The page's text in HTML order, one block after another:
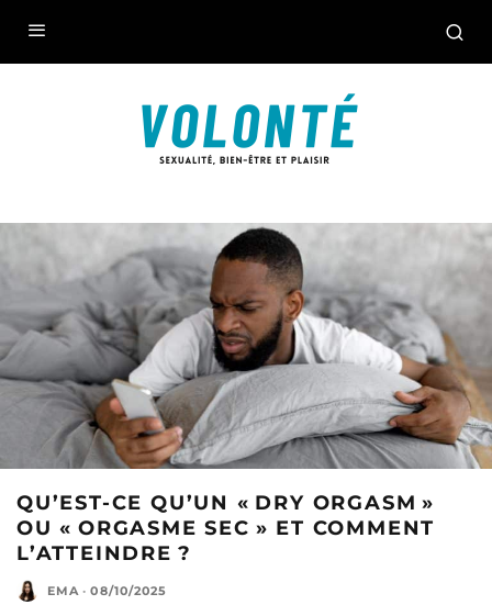
QU’EST-CE QU’UN « DRY ORGASM »
OU « ORGASME SEC » ET COMMENT
L’ATTEINDRE ?
EMA · 08/10/2025